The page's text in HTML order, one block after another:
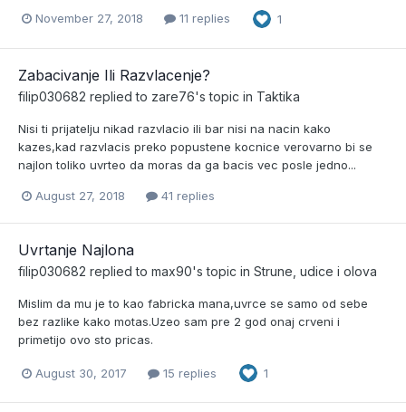
November 27, 2018 11 replies 1
Zabacivanje Ili Razvlacenje?
filip030682 replied to zare76's topic in Taktika
Nisi ti prijatelju nikad razvlacio ili bar nisi na nacin kako
kazes,kad razvlacis preko popustene kocnice verovarno bi se
najlon toliko uvrteo da moras da ga bacis vec posle jedno...
August 27, 2018 41 replies
Uvrtanje Najlona
filip030682 replied to max90's topic in Strune, udice i olova
Mislim da mu je to kao fabricka mana,uvrce se samo od sebe
bez razlike kako motas.Uzeo sam pre 2 god onaj crveni i
primetijo ovo sto pricas.
August 30, 2017 15 replies 1